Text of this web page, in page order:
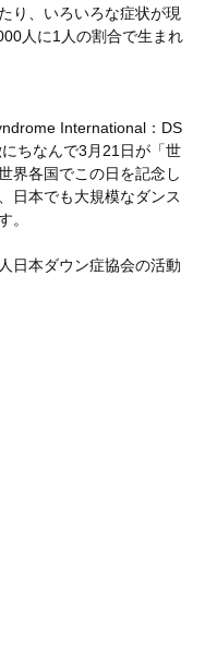
り、いろいろな症状が現
人に1人の割合で生まれ
International：DS
ちなんで3月21日が「世
界各国でこの日を記念し
日本でも大規模なダンス
。
日本ダウン症協会の活動